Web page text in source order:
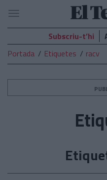
El
Temps
Navegació
Subscriu-t’hi
Portada
Etiquetes racv